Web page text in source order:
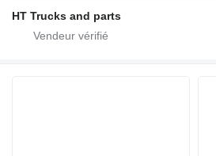
HT Trucks and parts